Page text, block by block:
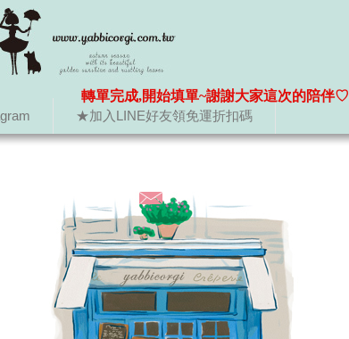
★加入LINE好友領免運折扣碼
轉單完成,開始填單~謝謝大家這次的陪伴♡